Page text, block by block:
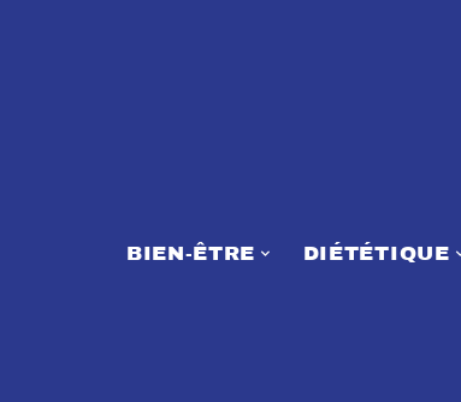
BIEN-ÊTRE DIÉTÉTIQUE